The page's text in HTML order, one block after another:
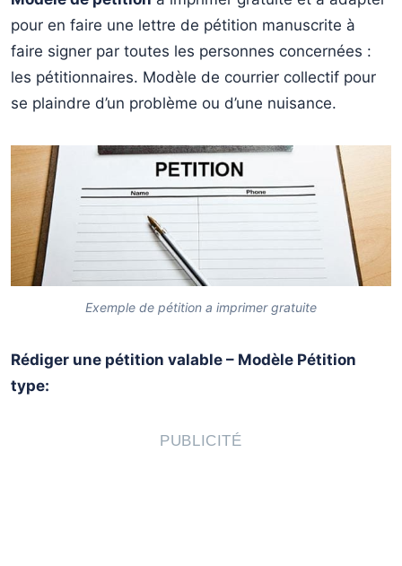
↳ Modèles de Pétition à la Mairie de sa commune ou au
responsable d’un établissement scolaire.
↳ Les mêmes droits pour tous
pour en faire une lettre de pétition manuscrite à
faire signer par toutes les personnes concernées :
les pétitionnaires. Modèle de courrier collectif pour
se plaindre d’un problème ou d’une nuisance.
Exemple de pétition a imprimer gratuite
Rédiger une pétition valable – Modèle Pétition
type:
PUBLICITÉ